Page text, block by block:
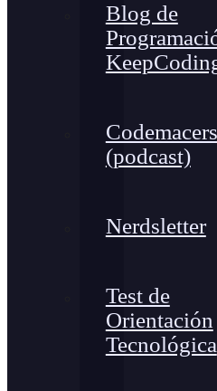
Blog de
Codemacers
(podcast)
Nerdsletter
Test de
Orientación
Tecnológica